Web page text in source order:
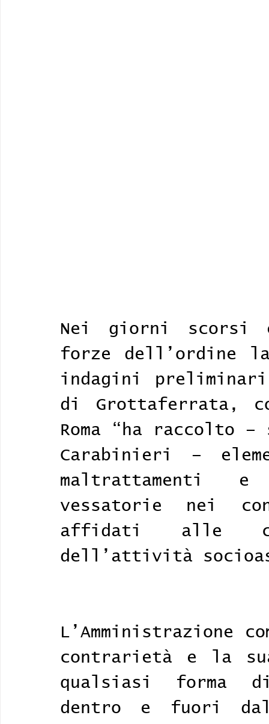
Nei giorni scorsi
forze dell’ordine
indagini
di Grottaferrata,
Roma “ha raccolto
Carabinieri –
maltrattamenti e
vessatorie nei
affidati alle
dell’attività
L’Amministrazione
contrarietà e la
qualsiasi forma
dentro e fuori